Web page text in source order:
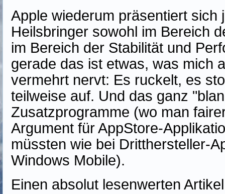
Apple wiederum präsentiert sich
Heilsbringer sowohl im Bereich
im Bereich der Stabilität und
gerade das ist etwas, was mich
vermehrt nervt: Es ruckelt, es
teilweise auf. Und das ganz
Zusatzprogramme (wo man
Argument für AppStore-
müssten wie bei Dritthersteller-
Windows Mobile).
Einen absolut lesenwerten